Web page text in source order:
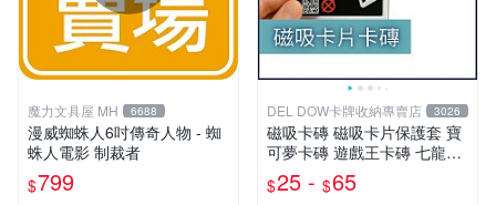
魔力文具屋 MH 6688
漫威蜘蛛人6吋傳奇人物 - 蜘
蛛人電影 制裁者
$799
DEL DOW卡牌收納專賣店 3026
磁吸卡磚 磁吸卡片保護套 寶
可夢卡磚 遊戲王卡磚 七龍珠
球員卡 球衣卡 35PT 55PT 1
00PT 130PT 180PT
$25 - $65